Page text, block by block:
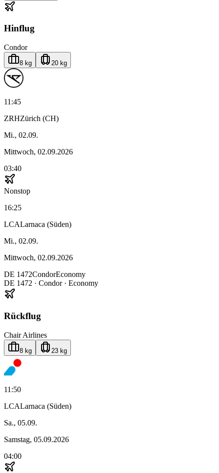
Hinflug
Condor
8 kg 20 kg
11:45
ZRHZürich (CH)
Mi., 02.09.
Mittwoch, 02.09.2026
03:40
Nonstop
16:25
LCALarnaca (Süden)
Mi., 02.09.
Mittwoch, 02.09.2026
DE 1472CondorEconomy
DE 1472 · Condor· Economy
Rückflug
Chair Airlines
8 kg 23 kg
11:50
LCALarnaca (Süden)
Sa., 05.09.
Samstag, 05.09.2026
04:00